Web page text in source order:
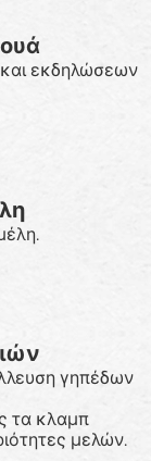
εκδηλώσεων
γηπέδων
τα κλαμπ
μελών.